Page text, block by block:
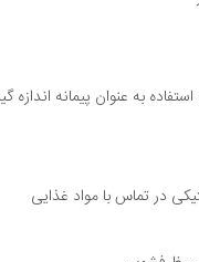
به عنوان پیمانه اندازه